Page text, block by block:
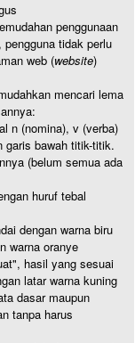
penggunaan
tidak perlu
web (website)
mencari lema
n (nomina), v (verba)
garis bawah titik-titik.
(belum semua ada
huruf tebal
dengan warna biru
warna oranye
hasil yang sesuai
latar warna kuning
dasar maupun
tanpa harus